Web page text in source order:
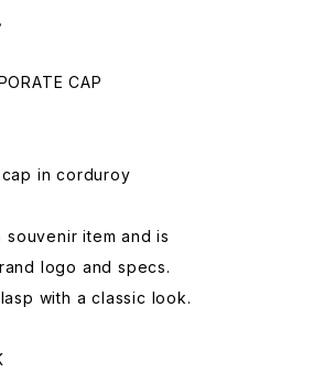
CAP
in corduroy
item and is
logo and specs.
with a classic look.